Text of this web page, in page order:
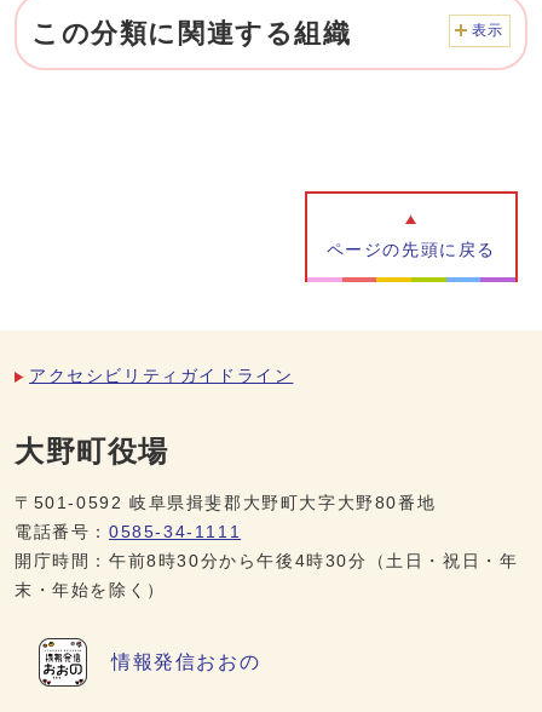
この分類に関連する組織 表示
ページの先頭に戻る
アクセシビリティガイドライン
大野町役場
〒501-0592 岐阜県揖斐郡大野町大字大野80番地
電話番号： 0585-34-1111
開庁時間：午前8時30分から午後4時30分（土日・祝日・年
末・年始を除く）
情報発信おおの